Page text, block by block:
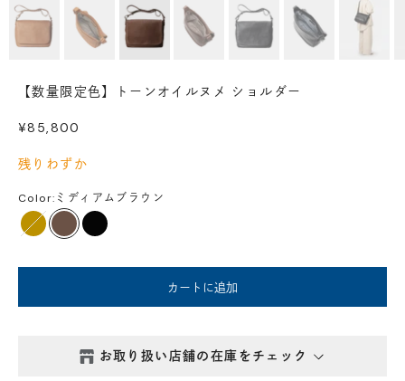
【数量限定色】トーンオイルヌメ ショルダー
セール価格
¥85,800
残りわずか
Color: ミディアムブラウン
タン ミディアムブラウン
ブラック
カートに追加
お取り扱い店舗の在庫をチェック